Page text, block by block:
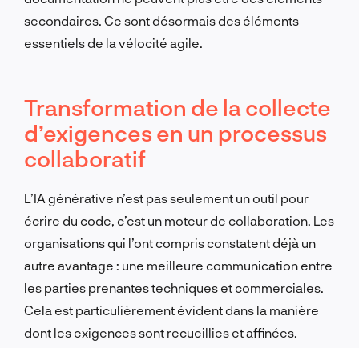
secondaires. Ce sont désormais des éléments
essentiels de la vélocité agile.
Transformation de la collecte
d’exigences en un processus
collaboratif
L’IA générative n’est pas seulement un outil pour
écrire du code, c’est un moteur de collaboration. Les
organisations qui l’ont compris constatent déjà un
autre avantage : une meilleure communication entre
les parties prenantes techniques et commerciales.
Cela est particulièrement évident dans la manière
dont les exigences sont recueillies et affinées.